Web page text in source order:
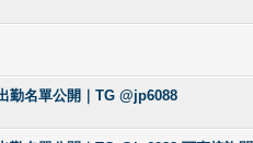
勤名單公開｜TG @jp6088
0 Vote(s) - 0 out of 5 in Average
12345